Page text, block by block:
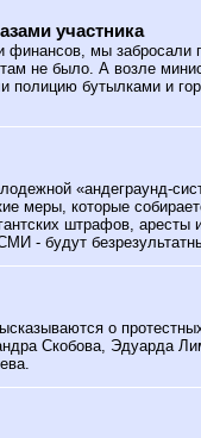
участника
финансов, мы забросали
не было. А возле
полицию бутылками и
«андеграунд-
меры, которые
штрафов, аресты
- будут
о
Скобова, Эдуарда